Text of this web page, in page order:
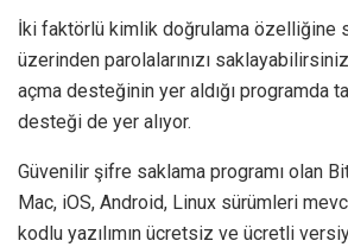
İki faktörlü kimlik doğrulama özelliğine
üzerinden parolalarınızı
açma desteğinin yer aldığı programda
desteği de yer alıyor.
Güvenilir şifre saklama programı olan
Mac, iOS, Android, Linux sürümleri
kodlu yazılımın ücretsiz ve ücretli